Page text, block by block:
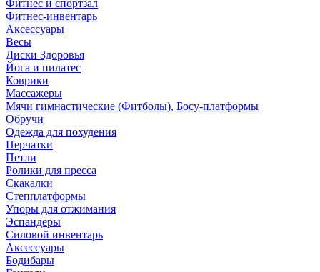
Фитнес и спортзал
Фитнес-инвентарь
Аксессуары
Весы
Диски Здоровья
Йога и пилатес
Коврики
Массажеры
Мячи гимнастические (Фитболы), Босу-платформы
Обручи
Одежда для похудения
Перчатки
Петли
Ролики для пресса
Скакалки
Степплатформы
Упоры для отжимания
Эспандеры
Силовой инвентарь
Аксессуары
Бодибары